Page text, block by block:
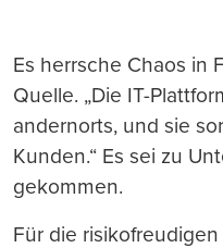
Es herrsche Chaos in
Quelle. „Die IT-
andernorts, und sie
Kunden.“ Es sei zu
gekommen.
Für die